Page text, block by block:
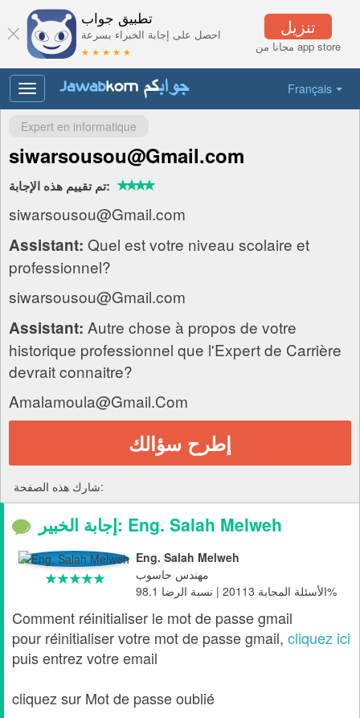
تنزيل
مجانا من app store
تطبيق جواب
احصل على إجابة الخبراء بسرعة
★ ★ ★ ★ ★
Français
Toggle
navigation
Expert en informatique
siwarsousou@Gmail.com
تم تقييم هذه الإجابة:
siwarsousou@Gmail.com
Assistant: Quel est votre niveau scolaire et
professionnel?
siwarsousou@Gmail.com
Assistant: Autre chose à propos de votre
historique professionnel que l'Expert de Carrière
devrait connaitre?
Amalamoula@Gmail.Com
إطرح سؤالك
شارك هذه الصفحة:
إجابة الخبير: Eng. Salah Melweh
Eng. Salah Melweh
مهندس حاسوب
الأسئلة المجابة 20113 | نسبة الرضا 98.1%
Comment réinitialiser le mot de passe gmail
pour réinitialiser votre mot de passe gmail, cliquez ici
puis entrez votre email
cliquez sur Mot de passe oublié